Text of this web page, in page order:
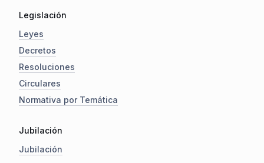
Legislación
Leyes
Decretos
Resoluciones
Circulares
Normativa por Temática
Jubilación
Jubilación